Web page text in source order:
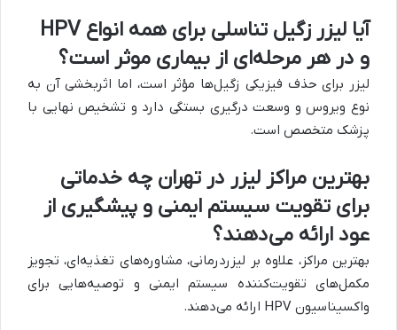
آیا لیزر زگیل تناسلی برای همه انواع HPV
و در هر مرحله‌ای از بیماری موثر است؟
لیزر برای حذف فیزیکی زگیل‌ها مؤثر است، اما اثربخشی آن به
نوع ویروس و وسعت درگیری بستگی دارد و تشخیص نهایی با
پزشک متخصص است.
بهترین مراکز لیزر در تهران چه خدماتی
برای تقویت سیستم ایمنی و پیشگیری از
عود ارائه می‌دهند؟
بهترین مراکز، علاوه بر لیزردرمانی، مشاوره‌های تغذیه‌ای، تجویز
مکمل‌های تقویت‌کننده سیستم ایمنی و توصیه‌هایی برای
واکسیناسیون HPV ارائه می‌دهند.